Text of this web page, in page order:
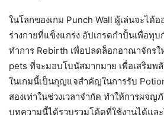
ในโลกของเกม Punch Wall ผู้เล่นจะได้อ
ร่างกายที่แข็งแกร่ง อัปเกรดกำปั้นเพื่อทุบ
ทำการ Rebirth เพื่อปลดล็อกอาณาจักรใ
pets ที่จะมอบโบนัสมากมาย เพื่อเสริมพ
ในเกมนี้เป็นกุญแจสำคัญในการรับ
สองเท่าในช่วงเวลาจำกัด ทำให้การผจ
บทความนี้ได้รวบรวมโค้ดที่ใช้งานได้แล